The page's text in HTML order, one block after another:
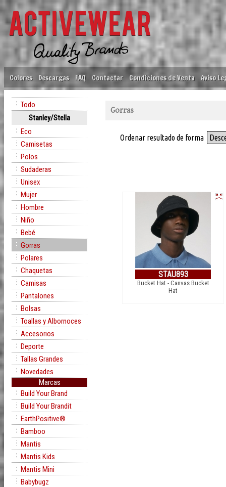
Colores Descargas FAQ Contactar Condiciones de Venta Aviso
Todo
Stanley/Stella
Eco
Camisetas
Polos
Sudaderas
Unisex
Mujer
Hombre
Niño
Bebé
Gorras
Polares
Chaquetas
Camisas
Pantalones
Bolsas
Toallas y Albornoces
Accesorios
Deporte
Tallas Grandes
Novedades
Marcas
Build Your Brand
Build Your Brandit
EarthPositive®
Bamboo
Mantis
Mantis Kids
Mantis Mini
Babybugz
Gorras
Ordenar resultado de forma
STAU893
Bucket Hat - Canvas Bucket
Hat